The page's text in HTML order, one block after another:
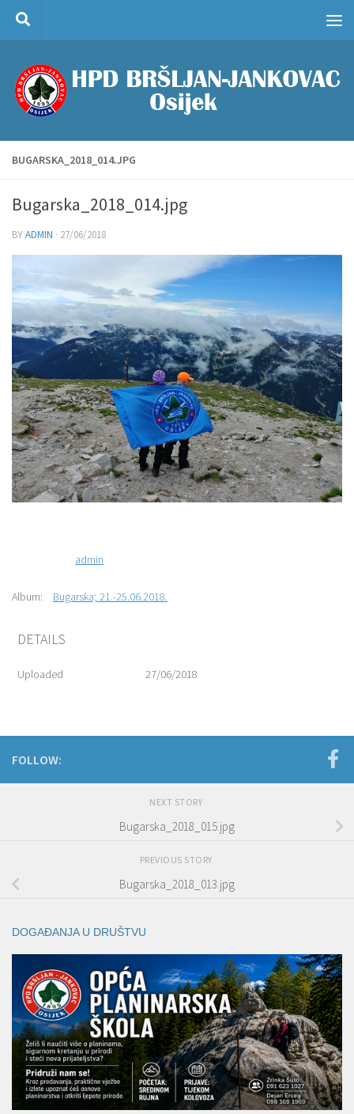
Skip to content
BUGARSKA_2018_014.JPG
Bugarska_2018_014.jpg
BYADMIN · 27/06/2018
admin
Album: Bugarska; 21.-25.06.2018.
DETAILS
Uploaded 27/06/2018
FOLLOW:
NEXT STORY
Bugarska_2018_015.jpg
PREVIOUS STORY
Bugarska_2018_013.jpg
DOGAĐANJA U DRUŠTVU